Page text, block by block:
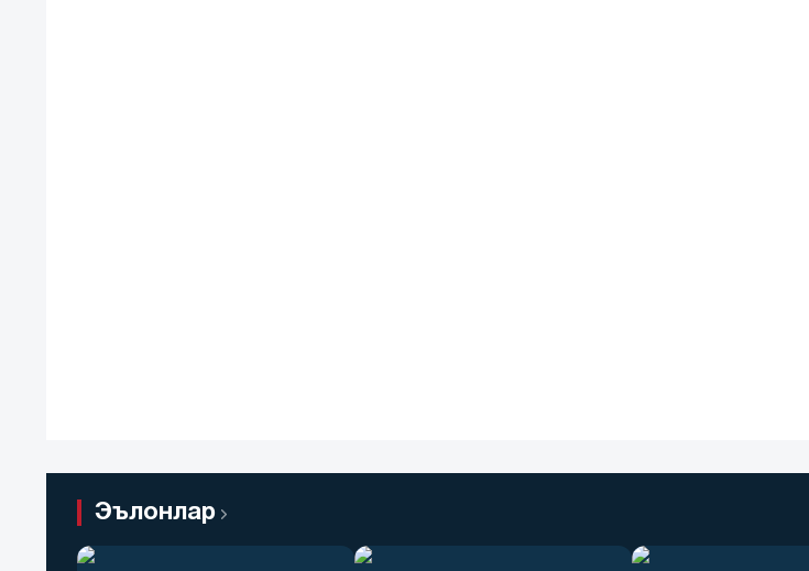
Эълонлар